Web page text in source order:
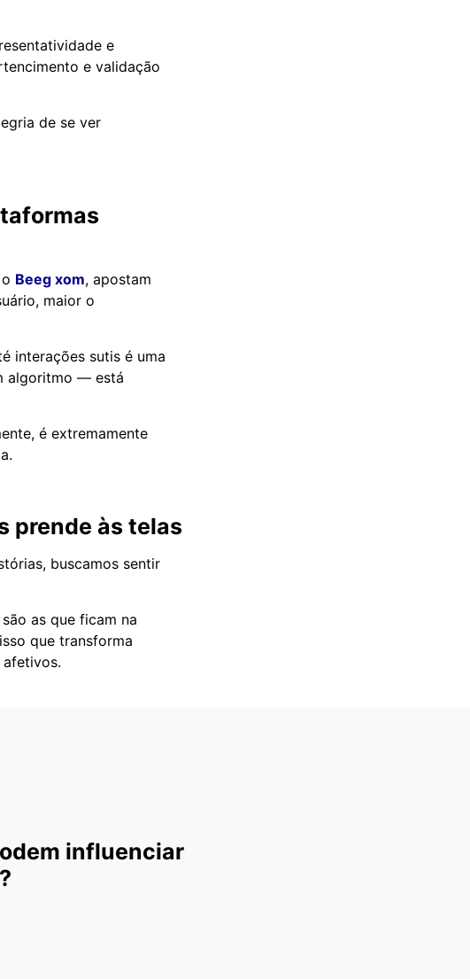
e
e validação
de se ver
Beeg xom, apostam
maior o
interações sutis é uma
algoritmo — está
é extremamente
prende às telas
buscamos sentir
as que ficam na
que transforma
influenciar